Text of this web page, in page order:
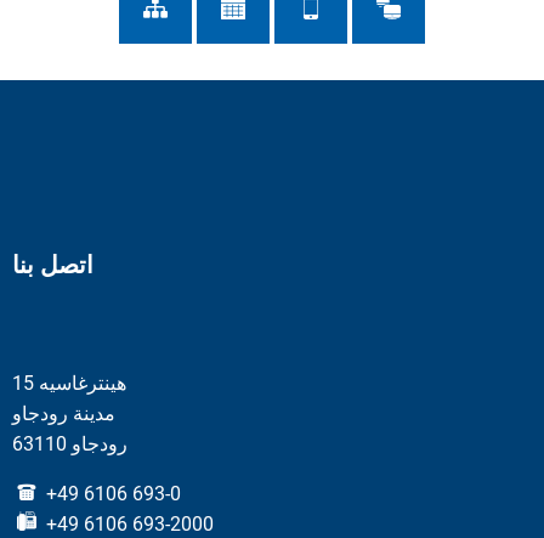
اتصل بنا
هينترغاسيه 15
مدينة رودجاو
63110 رودجاو
+49 6106 693-0
+49 6106 693-2000